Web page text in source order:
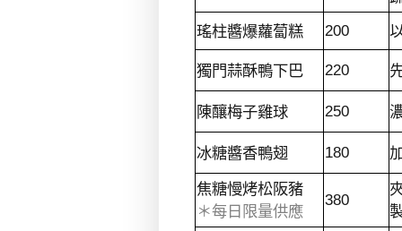
瑤柱醬爆蘿蔔糕
200
獨門蒜酥鴨下巴
220
陳釀梅子雞球
250
冰糖醬香鴨翅
180
焦糖慢烤松阪豬
＊每日限量供應
380